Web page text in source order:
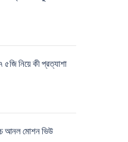
৫জি নিয়ে কী প্রত্যাশা
আনল মোশন ভিউ